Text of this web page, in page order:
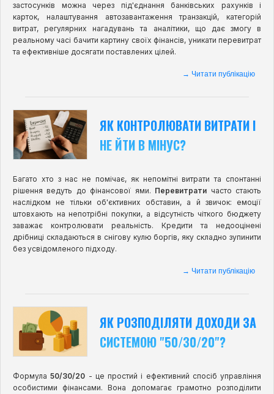
застосунків можна через під'єднання банківських рахунків і
карток, налаштування автозавантаження транзакцій, категорій
витрат, регулярних нагадувань та аналітики, що дає змогу в
реальному часі бачити картину своїх фінансів, уникати перевитрат
та ефективніше досягати поставлених цілей.
→ Читати публікацію
ЯК КОНТРОЛЮВАТИ ВИТРАТИ І
НЕ ЙТИ В МІНУС?
Багато хто з нас не помічає, як непомітні витрати та спонтанні
рішення ведуть до фінансової ями. Перевитрати часто стають
наслідком не тільки об'єктивних обставин, а й звичок: емоції
штовхають на непотрібні покупки, а відсутність чіткого бюджету
заважає контролювати реальність. Кредити та недооцінені
дрібниці складаються в снігову кулю боргів, яку складно зупинити
без усвідомленого підходу.
→ Читати публікацію
ЯК РОЗПОДІЛЯТИ ДОХОДИ ЗА
СИСТЕМОЮ "50/30/20"?
Формула50/30/20 - це простий і ефективний спосіб управління
особистими фінансами. Вона допомагає грамотно розподілити